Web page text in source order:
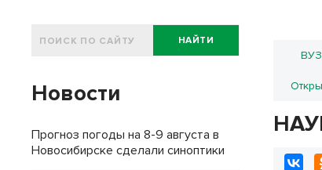
НАЙТИ
Новости
Прогноз погоды на 8-9 августа в
Новосибирске сделали синоптики